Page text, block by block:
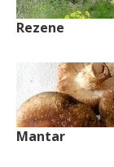
Rezene
Mantar